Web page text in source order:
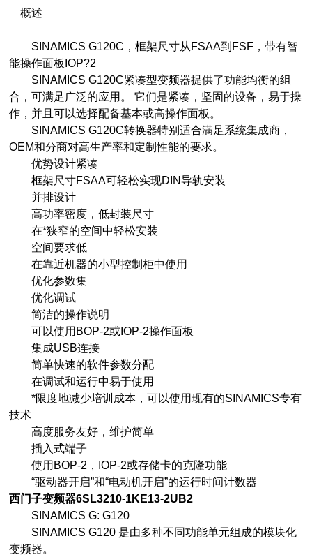
概述
SINAMICS G120C，框架尺寸从FSAA到FSF，带有智
能操作面板IOP?2
SINAMICS G120C紧凑型变频器提供了功能均衡的组
合，可满足广泛的应用。 它们是紧凑，坚固的设备，易于操
作，并且可以选择配备基本或高操作面板。
SINAMICS G120C转换器特别适合满足系统集成商，
OEM和分商对高生产率和定制性能的要求。
优势设计紧凑
框架尺寸FSAA可轻松实现DIN导轨安装
并排设计
高功率密度，低封装尺寸
在*狭窄的空间中轻松安装
空间要求低
在靠近机器的小型控制柜中使用
优化参数集
优化调试
简洁的操作说明
可以使用BOP-2或IOP-2操作面板
集成USB连接
简单快速的软件参数分配
在调试和运行中易于使用
*限度地减少培训成本，可以使用现有的SINAMICS专有
技术
高度服务友好，维护简单
插入式端子
使用BOP-2，IOP-2或存储卡的克隆功能
“驱动器开启”和“电动机开启”的运行时间计数器
西门子变频器6SL3210-1KE13-2UB2
SINAMICS G: G120
SINAMICS G120 是由多种不同功能单元组成的模块化
变频器。